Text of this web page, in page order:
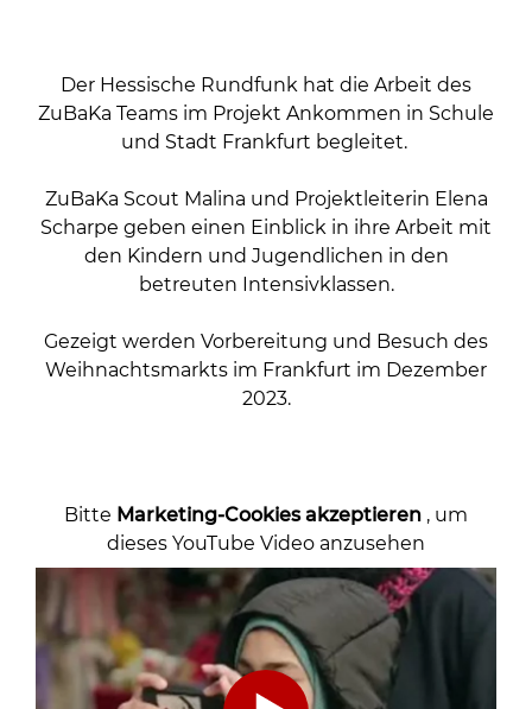
Der Hessische Rundfunk hat die Arbeit des
ZuBaKa Teams im Projekt Ankommen in Schule
und Stadt Frankfurt begleitet.
ZuBaKa Scout Malina und Projektleiterin Elena
Scharpe geben einen Einblick in ihre Arbeit mit
den Kindern und Jugendlichen in den
betreuten Intensivklassen.
Gezeigt werden Vorbereitung und Besuch des
Weihnachtsmarkts im Frankfurt im Dezember
2023.
Bitte Marketing-Cookies akzeptieren , um
dieses YouTube Video anzusehen